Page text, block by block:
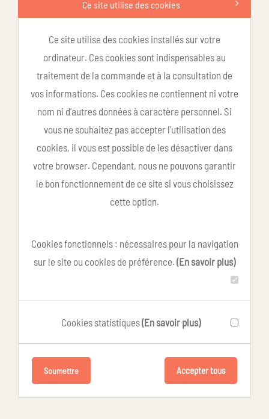
Ce site utilise des cookies
Ce site utilise des cookies installés sur votre
ordinateur. Ces cookies sont indispensables au
traitement de la commande et à la consultation de
vos informations. Ces cookies ne contiennent ni votre
nom ni d'autres données à caractère personnel. Si
vous ne souhaitez pas accepter l'utilisation des
cookies, il vous est possible de les désactiver dans
votre browser. Cependant, nous ne pouvons garantir
le bon fonctionnement de ce site si vous choisissez
cette option.
Cookies fonctionnels : nécessaires pour la navigation
sur le site ou cookies de préférence. (En savoir plus)
Cookies statistiques(En savoir plus)
Soumettre Accepter tous